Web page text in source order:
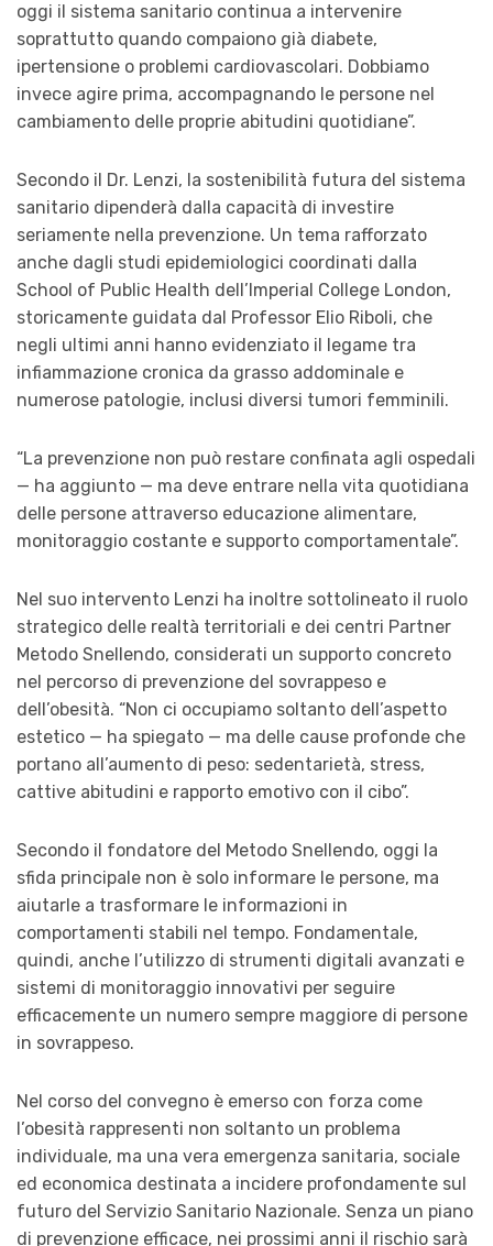
oggi il sistema sanitario continua a intervenire
soprattutto quando compaiono già diabete,
ipertensione o problemi cardiovascolari. Dobbiamo
invece agire prima, accompagnando le persone nel
cambiamento delle proprie abitudini quotidiane”.
Secondo il Dr. Lenzi, la sostenibilità futura del sistema
sanitario dipenderà dalla capacità di investire
seriamente nella prevenzione. Un tema rafforzato
anche dagli studi epidemiologici coordinati dalla
School of Public Health dell’Imperial College London,
storicamente guidata dal Professor Elio Riboli, che
negli ultimi anni hanno evidenziato il legame tra
infiammazione cronica da grasso addominale e
numerose patologie, inclusi diversi tumori femminili.
“La prevenzione non può restare confinata agli ospedali
— ha aggiunto — ma deve entrare nella vita quotidiana
delle persone attraverso educazione alimentare,
monitoraggio costante e supporto comportamentale”.
Nel suo intervento Lenzi ha inoltre sottolineato il ruolo
strategico delle realtà territoriali e dei centri Partner
Metodo Snellendo, considerati un supporto concreto
nel percorso di prevenzione del sovrappeso e
dell’obesità. “Non ci occupiamo soltanto dell’aspetto
estetico — ha spiegato — ma delle cause profonde che
portano all’aumento di peso: sedentarietà, stress,
cattive abitudini e rapporto emotivo con il cibo”.
Secondo il fondatore del Metodo Snellendo, oggi la
sfida principale non è solo informare le persone, ma
aiutarle a trasformare le informazioni in
comportamenti stabili nel tempo. Fondamentale,
quindi, anche l’utilizzo di strumenti digitali avanzati e
sistemi di monitoraggio innovativi per seguire
efficacemente un numero sempre maggiore di persone
in sovrappeso.
Nel corso del convegno è emerso con forza come
l’obesità rappresenti non soltanto un problema
individuale, ma una vera emergenza sanitaria, sociale
ed economica destinata a incidere profondamente sul
futuro del Servizio Sanitario Nazionale. Senza un piano
di prevenzione efficace, nei prossimi anni il rischio sarà